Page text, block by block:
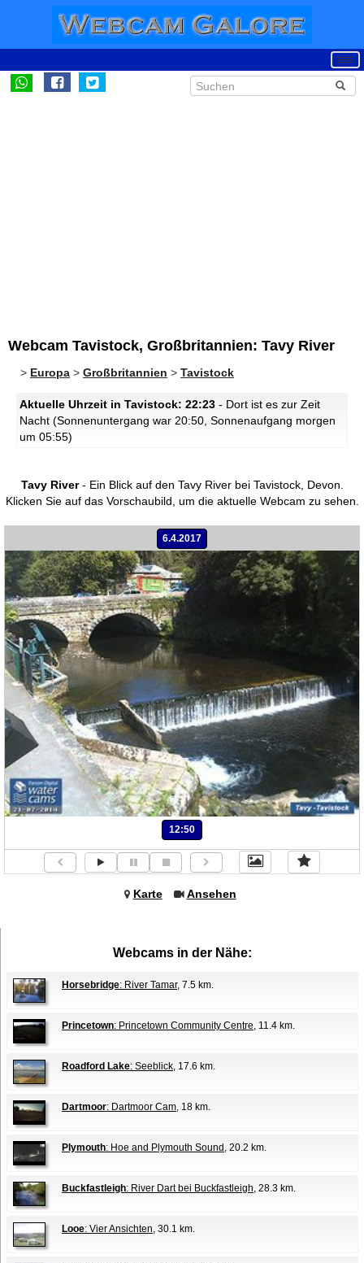
Webcam Tavistock, Großbritannien: Tavy River
> Europa > Großbritannien > Tavistock
Aktuelle Uhrzeit in Tavistock: 22:23 - Dort ist es zur Zeit
Nacht (Sonnenuntergang war 20:50, Sonnenaufgang morgen
um 05:55)
Tavy River- Ein Blick auf den Tavy River bei Tavistock, Devon.
Klicken Sie auf das Vorschaubild, um die aktuelle Webcam zu sehen.
6.4.2017
12:50
Karte Ansehen
Webcams in der Nähe:
Horsebridge: River Tamar, 7.5 km.
Princetown: Princetown Community Centre, 11.4 km.
Roadford Lake: Seeblick, 17.6 km.
Dartmoor: Dartmoor Cam, 18 km.
Plymouth: Hoe and Plymouth Sound , 20.2 km.
Buckfastleigh: River Dart bei Buckfastleigh, 28.3 km.
Looe: Vier Ansichten, 30.1 km.